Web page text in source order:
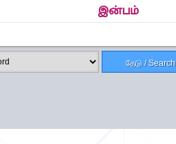
இன்பம்
தேடு / Search